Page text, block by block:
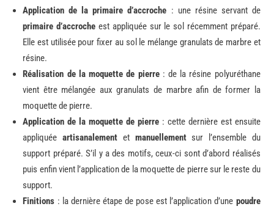
Application de la primaire d’accroche : une résine servant de
primaire d’accroche est appliquée sur le sol récemment préparé.
Elle est utilisée pour fixer au sol le mélange granulats de marbre et
résine.
Réalisation de la moquette de pierre : de la résine polyuréthane
vient être mélangée aux granulats de marbre afin de former la
moquette de pierre.
Application de la moquette de pierre : cette dernière est ensuite
appliquéeartisanalement et manuellementsur l’ensemble du
support préparé. S’il y a des motifs, ceux-ci sont d’abord réalisés
puis enfin vient l’application de la moquette de pierre sur le reste du
support.
Finitions : la dernière étape de pose est l’application d’une poudre